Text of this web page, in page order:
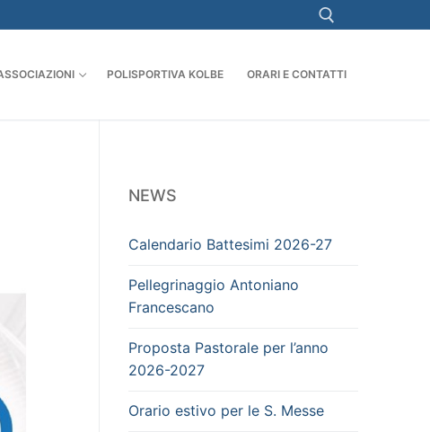
POLISPORTIVA KOLBE ORARI E CONTATTI
NEWS
Calendario Battesimi 2026-27
Pellegrinaggio Antoniano
Francescano
Proposta Pastorale per l’anno
2026-2027
Orario estivo per le S. Messe